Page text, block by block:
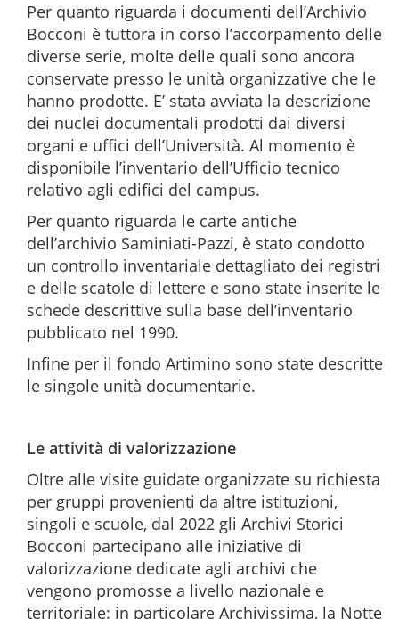
Per quanto riguarda i documenti dell’Archivio
Bocconi è tuttora in corso l’accorpamento delle
diverse serie, molte delle quali sono ancora
conservate presso le unità organizzative che le
hanno prodotte. E’ stata avviata la descrizione
dei nuclei documentali prodotti dai diversi
organi e uffici dell’Università. Al momento è
disponibile l’inventario dell’Ufficio tecnico
relativo agli edifici del campus.
Per quanto riguarda le carte antiche
dell’archivio Saminiati-Pazzi, è stato condotto
un controllo inventariale dettagliato dei registri
e delle scatole di lettere e sono state inserite le
schede descrittive sulla base dell’inventario
pubblicato nel 1990.
Infine per il fondo Artimino sono state descritte
le singole unità documentarie.
Le attività di valorizzazione
Oltre alle visite guidate organizzate su richiesta
per gruppi provenienti da altre istituzioni,
singoli e scuole, dal 2022 gli Archivi Storici
Bocconi partecipano alle iniziative di
valorizzazione dedicate agli archivi che
vengono promosse a livello nazionale e
territoriale: in particolare Archivissima, la Notte